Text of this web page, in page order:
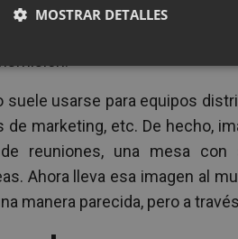
es un evento basado en la
Cada asistente puede
suele usarse para equipos
de marketing, etc. De hecho,
reuniones, una mesa con
Ahora lleva esa imagen al
manera parecida, pero a
MOSTRAR DETALLES